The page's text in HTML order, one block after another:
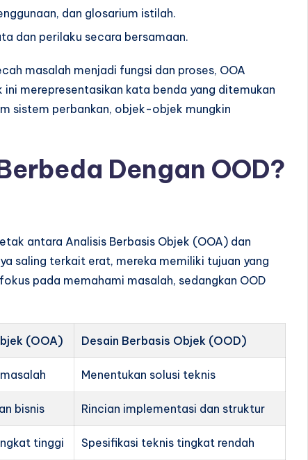
dan glosarium istilah.
dan perilaku secara bersamaan.
masalah menjadi fungsi dan proses, OOA
merepresentasikan kata benda yang ditemukan
sistem perbankan, objek-objek mungkin
Dengan OOD?
antara Analisis Berbasis Objek (OOA) dan
saling terkait erat, mereka memiliki tujuan yang
pada memahami masalah, sedangkan OOD
(OOA) Desain Berbasis Objek (OOD)
Menentukan solusi teknis
bisnis Rincian implementasi dan struktur
tinggi Spesifikasi teknis tingkat rendah